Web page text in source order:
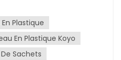
ainsi la
travail manuel. Ces
et sceller des milliers de
grande précision,
du conditionnement de
Plastique
En Plastique Koyo
Sachets